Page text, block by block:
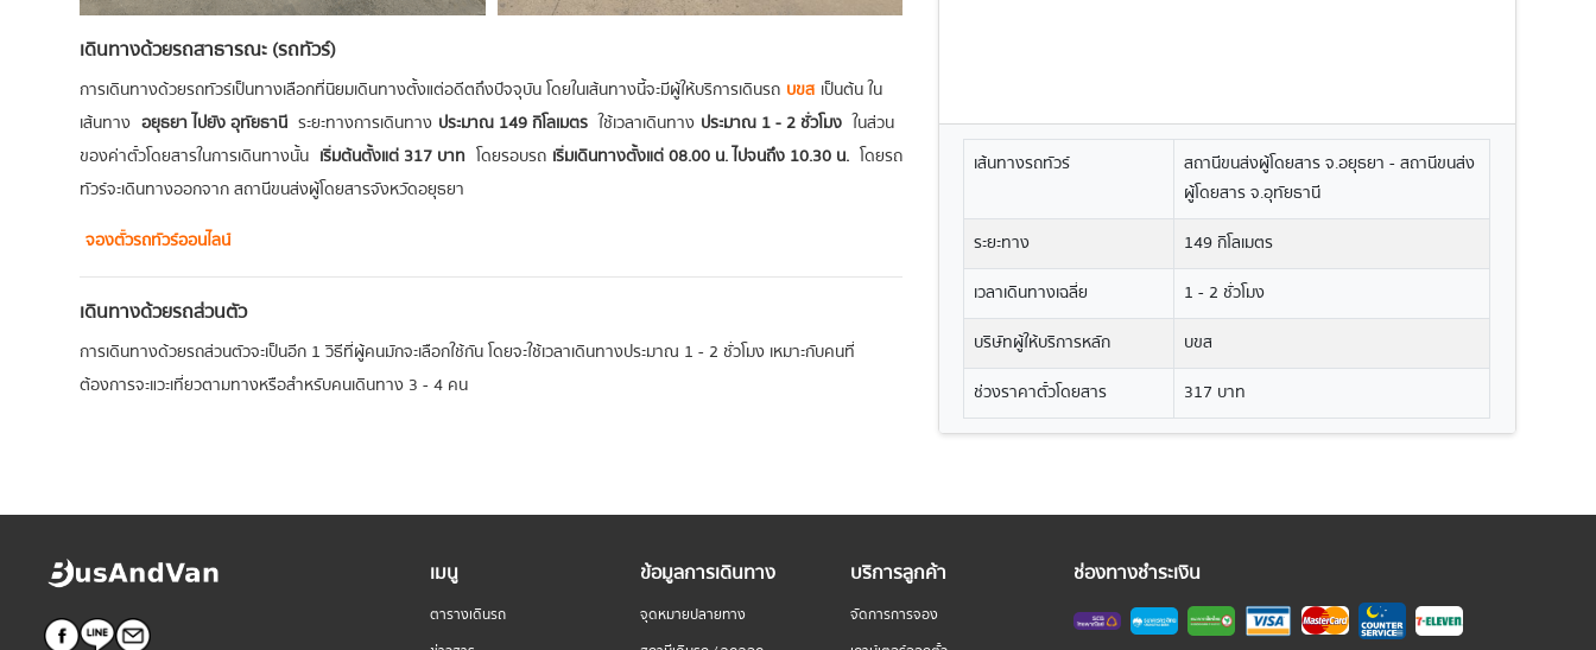
เดินทางด้วยรถสาธารณะ (รถทัวร์)
การเดินทางด้วยรถทัวร์เป็นทางเลือกที่นิยมเดินทางตั้งแต่อดีตถึงปัจจุบัน โดยในเส้นทางนี้จะมีผู้ให้บริการเดินรถ บขส เป็นต้น ใน
เส้นทาง อยุธยา ไปยัง อุทัยธานี ระยะทางการเดินทาง ประมาณ 149 กิโลเมตร ใช้เวลาเดินทาง ประมาณ 1 - 2 ชั่วโมง ในส่วน
ของค่าตั๋วโดยสารในการเดินทางนั้น เริ่มต้นตั้งแต่ 317 บาท โดยรอบรถ เริ่มเดินทางตั้งแต่ 08.00 น. ไปจนถึง 10.30 น. โดยรถ
ทัวร์จะเดินทางออกจาก สถานีขนส่งผู้โดยสารจังหวัดอยุธยา
จองตั๋วรถทัวร์ออนไลน์
เดินทางด้วยรถส่วนตัว
การเดินทางด้วยรถส่วนตัวจะเป็นอีก 1 วิธีที่ผู้คนมักจะเลือกใช้กัน โดยจะใช้เวลาเดินทางประมาณ 1 - 2 ชั่วโมง เหมาะกับคนที่
ต้องการจะแวะเที่ยวตามทางหรือสำหรับคนเดินทาง 3 - 4 คน
เส้นทางรถทัวร์
สถานีขนส่งผู้โดยสาร จ.อยุธยา - สถานีขนส่ง
ผู้โดยสาร จ.อุทัยธานี
ระยะทาง
149 กิโลเมตร
เวลาเดินทางเฉลี่ย
1 - 2 ชั่วโมง
บริษัทผู้ให้บริการหลัก
บขส
ช่วงราคาตั๋วโดยสาร
317 บาท
เมนู
ตารางเดินรถ
ข้อมูลการเดินทาง
จุดหมายปลายทาง
บริการลูกค้า
จัดการการจอง
ช่องทางชำระเงิน